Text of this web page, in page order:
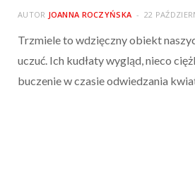
AUTOR JOANNA ROCZYŃSKA 22
Trzmiele to wdzięczny obiekt
uczuć. Ich kudłaty wygląd, nieco
buczenie w czasie odwiedzania